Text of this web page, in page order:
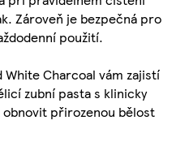
Zároveň je bezpečná pro
použití.
White Charcoal vám zajistí
zubní pasta s klinicky
přirozenou bělost